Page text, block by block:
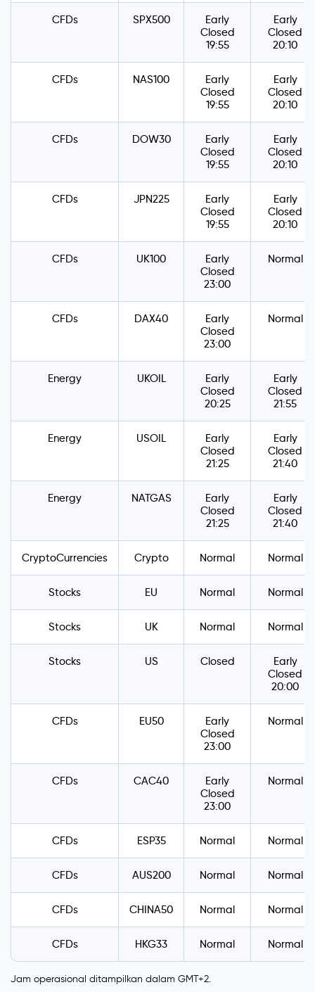
CFDs SPX500
Early
Closed
19:55
Early
Closed
20:10
CFDs NAS100
Early
Closed
19:55
Early
Closed
20:10
CFDs DOW30
Early
Closed
19:55
Early
Closed
20:10
CFDs JPN225
Early
Closed
19:55
Early
Closed
20:10
CFDs UK100
Early
Closed
23:00
Normal
CFDs DAX40
Early
Closed
23:00
Normal
Energy UKOIL
Early
Closed
20:25
Early
Closed
21:55
Energy USOIL
Early
Closed
21:25
Early
Closed
21:40
Energy NATGAS
Early
Closed
21:25
Early
Closed
21:40
CryptoCurrencies Crypto Normal Normal
Stocks EU Normal Normal
Stocks UK Normal Normal
Stocks US Closed
Early
Closed
20:00
CFDs EU50
Early
Closed
23:00
Normal
CFDs CAC40
Early
Closed
23:00
Normal
CFDs ESP35 Normal Normal
CFDs AUS200 Normal Normal
CFDs CHINA50 Normal Normal
CFDs HKG33 Normal Normal
Jam operasional ditampilkan dalam GMT+2.